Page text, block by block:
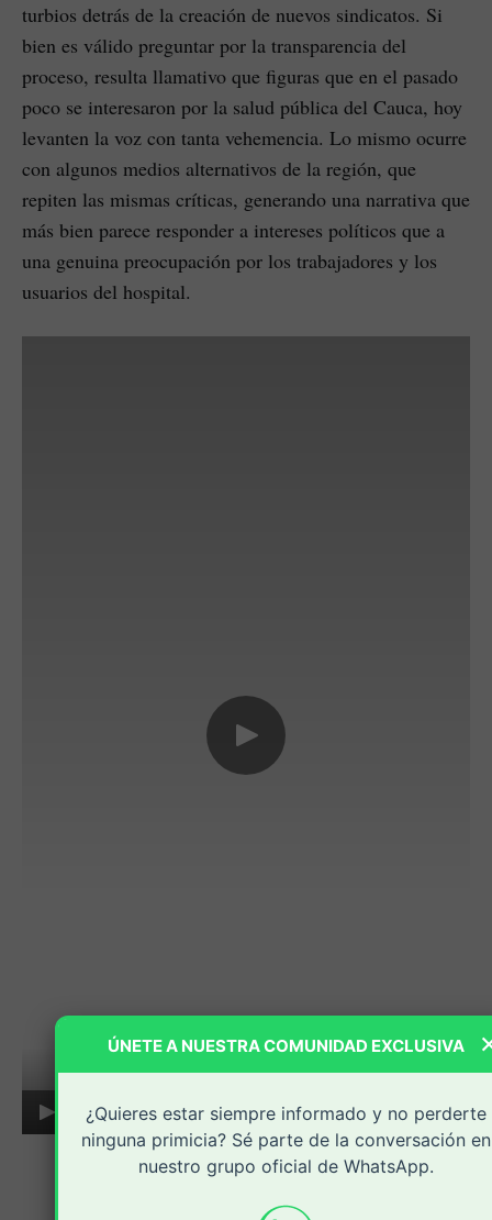
turbios detrás de la creación de nuevos sindicatos. Si
bien es válido preguntar por la transparencia del
proceso, resulta llamativo que figuras que en el pasado
poco se interesaron por la salud pública del Cauca, hoy
levanten la voz con tanta vehemencia. Lo mismo ocurre
con algunos medios alternativos de la región, que
repiten las mismas críticas, generando una narrativa que
más bien parece responder a intereses políticos que a
una genuina preocupación por los trabajadores y los
usuarios del hospital.
0:00 / 1:06 1×
ÚNETE A NUESTRA COMUNIDAD EXCLUSIVA
¿Quieres estar siempre informado y no perderte
ninguna primicia? Sé parte de la conversación en
nuestro grupo oficial de WhatsApp.